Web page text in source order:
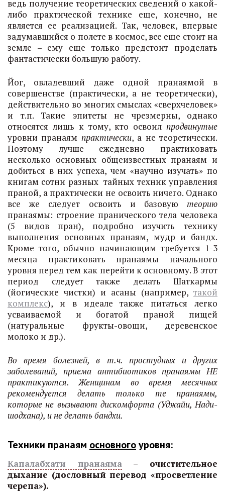
ведь получение теоретических сведений о какой-
либо практической технике еще, конечно, не
является ее реализацией. Так, человек, впервые
задумавшийся о полете в космос, все еще стоит на
земле – ему еще только предстоит проделать
фантастически большую работу.
Йог, овладевший даже одной пранаямой в
совершенстве (практически, а не теоретически),
действительно во многих смыслах «сверхчеловек»
и т.п. Такие эпитеты не чрезмерны, однако
относятся лишь к тому, кто освоил продвинутые
уровни пранаям практически, а не теоретически.
Поэтому лучше ежедневно практиковать
несколько основных общеизвестных пранаям и
добиться в них успеха, чем «научно изучать» по
книгам сотни разных тайных техник управления
праной, а практически не освоить ничего. Однако
все же следует освоить и базовую теорию
пранаямы: строение пранического тела человека
(5 видов пран), подробно изучить технику
выполнения основных пранаям, мудр и бандх.
Кроме того, обычно начинающим требуется 1-3
месяца практиковать пранаямы начального
уровня перед тем как перейти к основному. В этот
период следует также делать Шаткармы
(йогические чистки) и асаны (например, такой
комплекс), и в идеале также питаться легко
усваиваемой и богатой праной пищей
(натуральные фрукты-овощи, деревенское
молоко и др.).
Во время болезней, в т.ч. простудных и других
заболеваний, приема антибиотиков пранаямы НЕ
практикуются. Женщинам во время месячных
рекомендуется делать только те пранаямы,
которые не вызывают дискомфорта (Уджайи, Нади-
шодхана), и не делать бандхи.
Техники пранаям основногоуровня:
Капалабхати пранаяма– очистительное
дыхание (дословный перевод «просветление
черепа»).